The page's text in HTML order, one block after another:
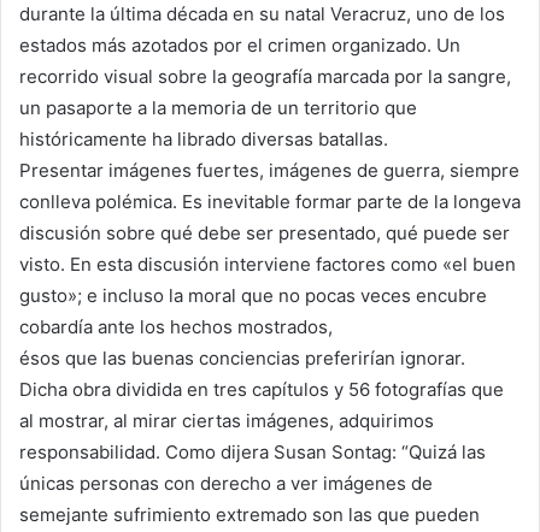
durante la última década en su natal Veracruz, uno de los
estados más azotados por el crimen organizado. Un
recorrido visual sobre la geografía marcada por la sangre,
un pasaporte a la memoria de un territorio que
históricamente ha librado diversas batallas.
Presentar imágenes fuertes, imágenes de guerra, siempre
conlleva polémica. Es inevitable formar parte de la longeva
discusión sobre qué debe ser presentado, qué puede ser
visto. En esta discusión interviene factores como «el buen
gusto»; e incluso la moral que no pocas veces encubre
cobardía ante los hechos mostrados,
ésos que las buenas conciencias preferirían ignorar.
Dicha obra dividida en tres capítulos y 56 fotografías que
al mostrar, al mirar ciertas imágenes, adquirimos
responsabilidad. Como dijera Susan Sontag: “Quizá las
únicas personas con derecho a ver imágenes de
semejante sufrimiento extremado son las que pueden